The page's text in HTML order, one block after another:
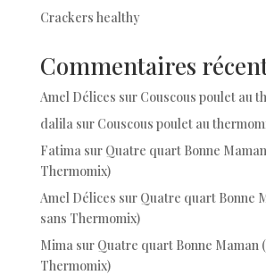
Crackers healthy
Commentaires
Amel Délices sur Couscous poulet au
dalilasur Couscous poulet au
Fatimasur Quatre quart Bonne
Thermomix)
Amel Délices sur Quatre quart Bonne
sans Thermomix)
Mimasur Quatre quart Bonne Maman
Thermomix)